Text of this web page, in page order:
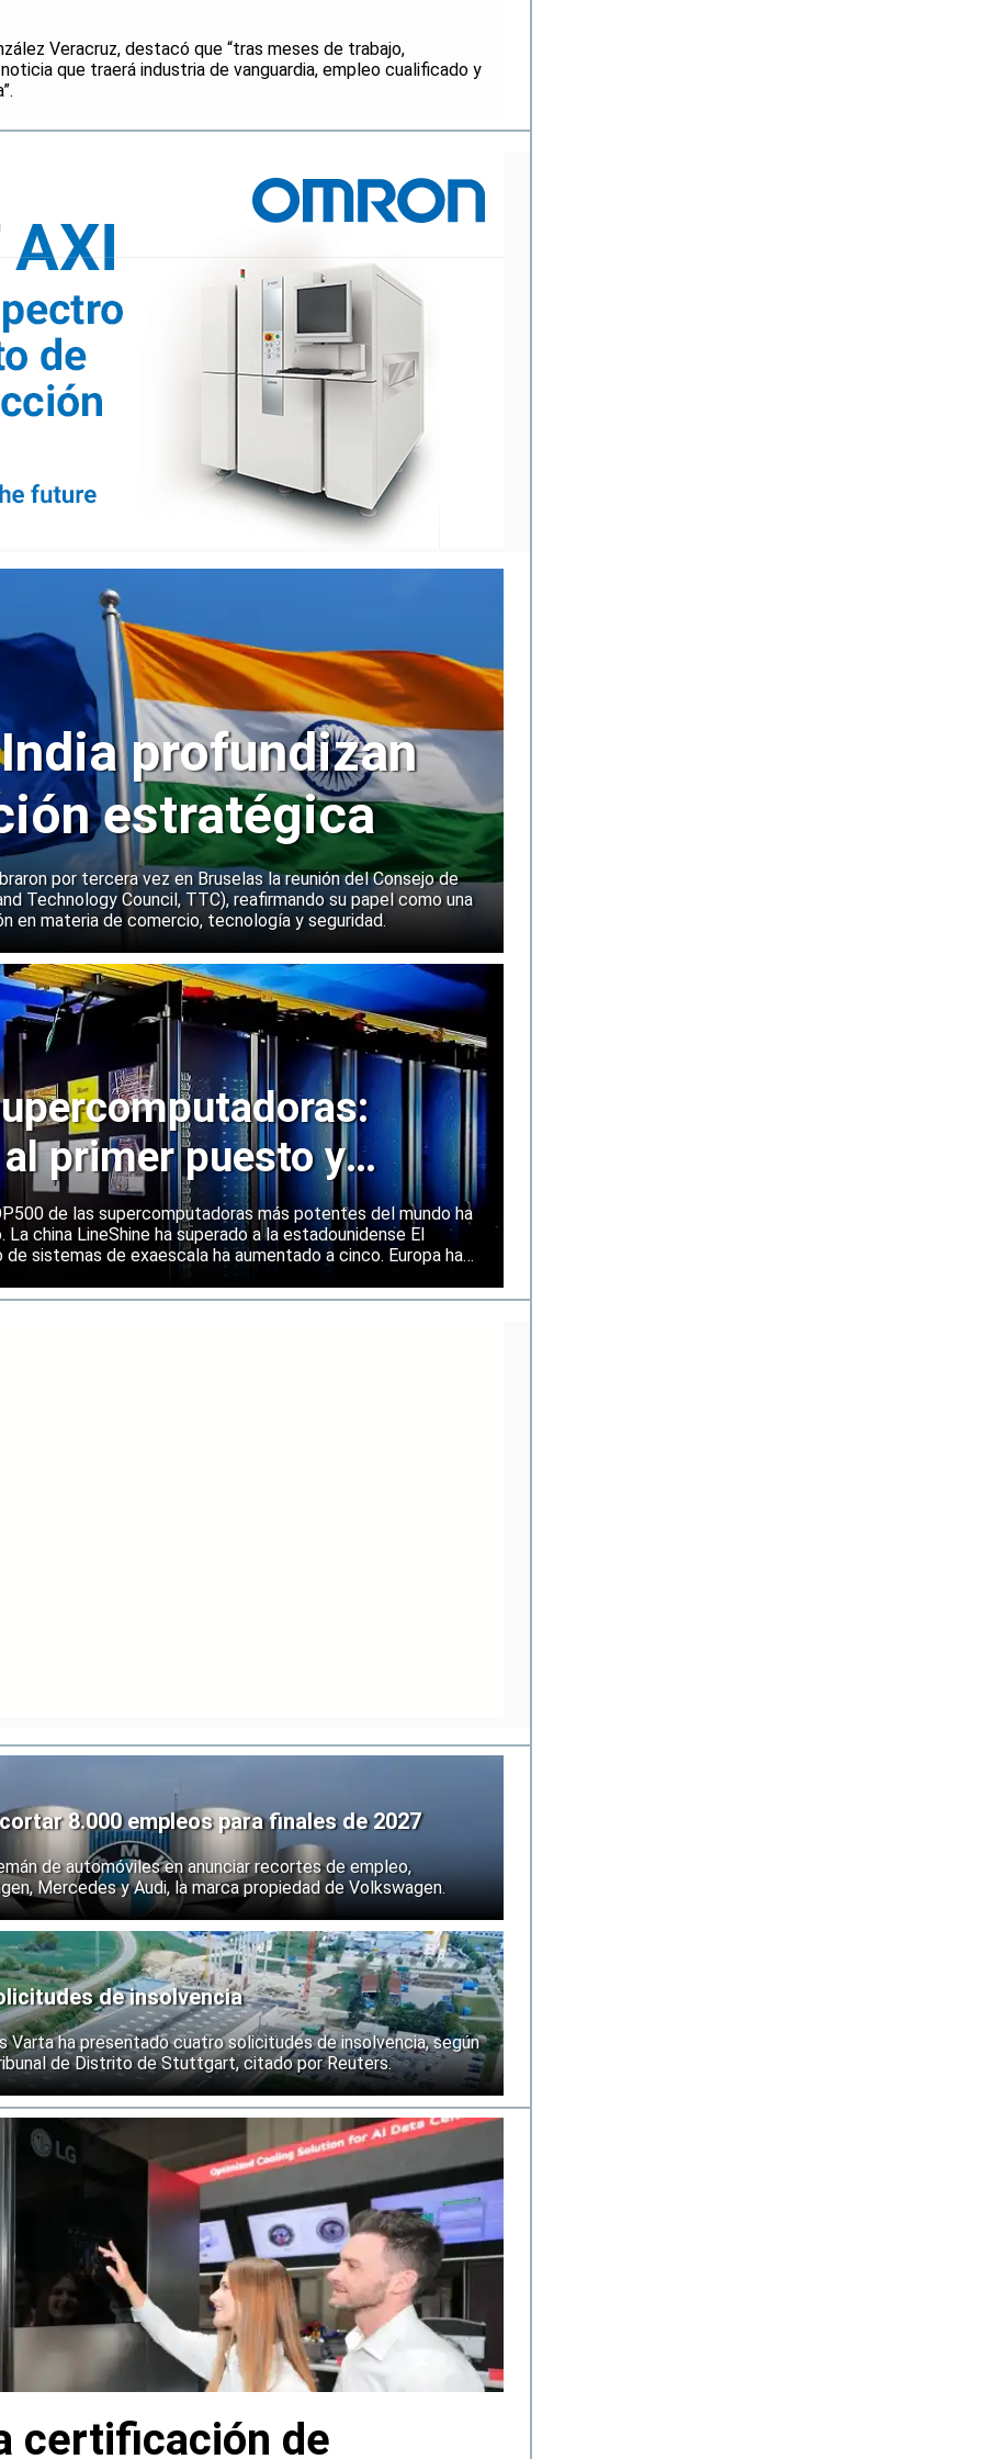
Veracruz, destacó que “tras meses de trabajo,
que traerá industria de vanguardia, empleo cualificado y
profundizan
estratégica
por tercera vez en Bruselas la reunión del Consejo de
Technology Council, TTC), reafirmando su papel como una
en materia de comercio, tecnología y seguridad.
primer puesto y
una posición sólida
de las supercomputadoras más potentes del mundo ha
china LineShine ha superado a la estadounidense El
sistemas de exaescala ha aumentado a cinco. Europa ha
8.000 empleos para finales de 2027
de automóviles en anunciar recortes de empleo,
Mercedes y Audi, la marca propiedad de Volkswagen.
de insolvencia
Varta ha presentado cuatro solicitudes de insolvencia, según
de Distrito de Stuttgart, citado por Reuters.
certificación de